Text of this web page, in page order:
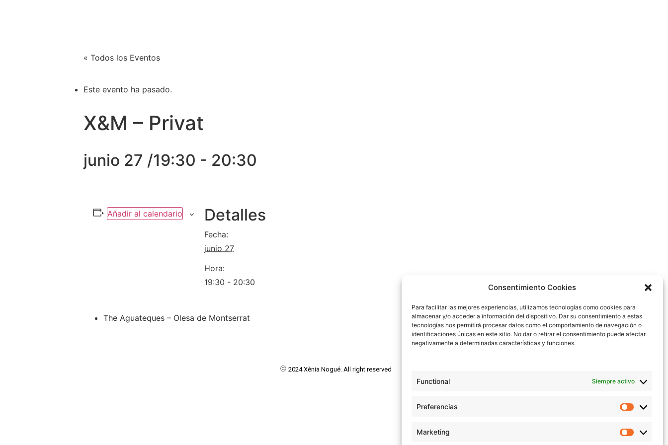
Consentimiento Cookies
Para facilitar las mejores experiencias, utilizamos tecnologías como cookies para
almacenar y/o acceder a información del dispositivo. Dar su consentimiento a estas
tecnologías nos permitirá procesar datos como el comportamiento de navegación o
identificaciones únicas en este sitio. No dar o retirar el consentimiento puede afectar
negativamente a determinadas características y funciones.
Functional Siempre activo
Preferencias
Marketing
« Todos los Eventos
Este evento ha pasado.
X&M – Privat
junio 27 /19:30 - 20:30
Añadir al calendario Detalles
Fecha:
junio 27
Hora:
19:30 - 20:30
The Aguateques – Olesa de Montserrat The Aguateques – Canet de Mar
© 2024 Xènia Nogué. All right reserved